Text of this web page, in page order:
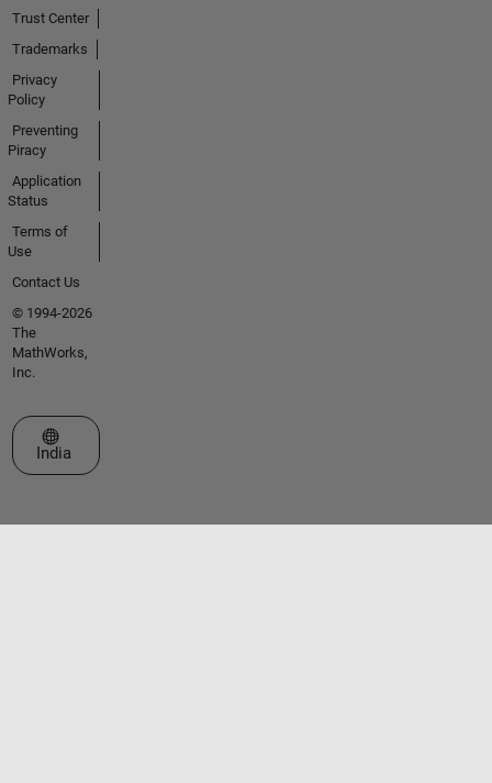
Trust Center
Trademarks
Privacy
Policy
Preventing
Piracy
Application
Status
Terms of
Use
Contact Us
© 1994-2026
The
MathWorks,
Inc.
Select a Web Site
India